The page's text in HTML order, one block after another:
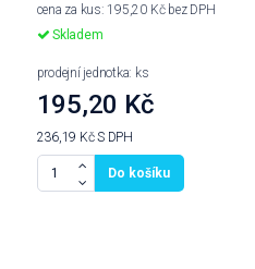
cena za kus: 195,20 Kč bez DPH
Skladem
prodejní jednotka: ks
195,20 Kč
236,19 KčS DPH
Do košíku